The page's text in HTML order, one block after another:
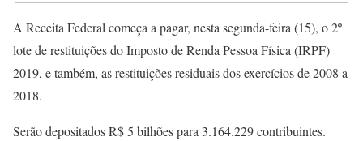
A Receita Federal começa a pagar, nesta segunda-feira (15), o 2º
lote de restituições do Imposto de Renda Pessoa Física (IRPF)
2019, e também, as restituições residuais dos exercícios de 2008 a
2018.
Serão depositados R$ 5 bilhões para 3.164.229 contribuintes.